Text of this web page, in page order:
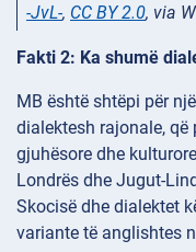
-JvL-, CC BY 2.0, via
Fakti 2: Ka shumë
MB është shtëpi për
dialektesh rajonale,
gjuhësore dhe
Londrës dhe Jugut-
Skocisë dhe dialektet
variante të anglishtes